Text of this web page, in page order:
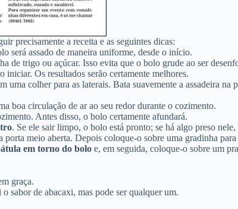
precisamente a receita e as seguintes dicas:
será assado de maneira uniforme, desde o início.
de trigo ou açúcar. Isso evita que o bolo grude ao ser
iniciar. Os resultados serão certamente melhores.
uma colher para as laterais. Bata suavemente a assadeira na
boa circulação de ar ao seu redor durante o cozimento.
Antes disso, o bolo certamente afundará.
. Se ele sair limpo, o bolo está pronto; se há algo preso
porta meio aberta. Depois coloque-o sobre uma gradinha
em torno do bolo e, em seguida, coloque-o sobre um
graça.
sabor de abacaxi, mas pode ser qualquer um.